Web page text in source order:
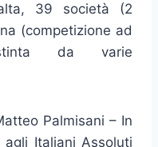
39 società (2
(competizione ad
da varie
Palmisani – In
agli Italiani Assoluti